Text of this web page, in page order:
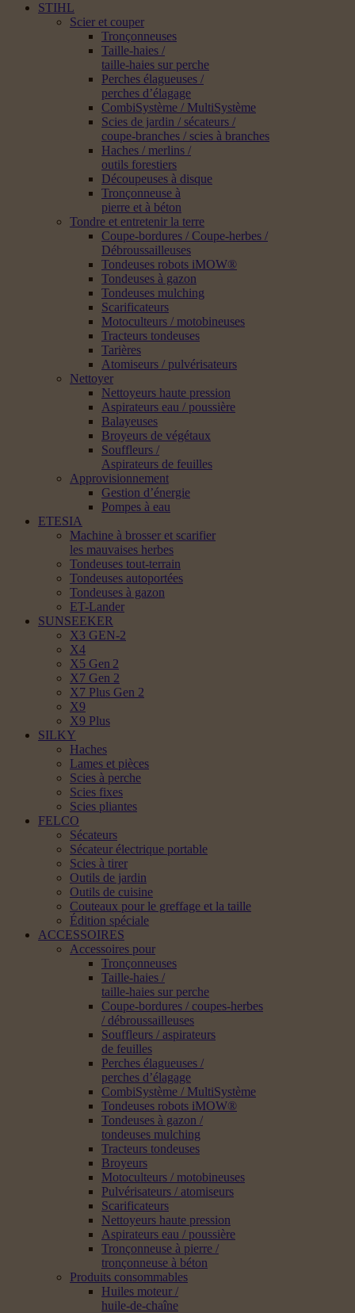
STIHL
Scier et couper
Tronçonneuses
Taille-haies /
taille-haies sur perche
Perches élagueuses /
perches d’élagage
CombiSystème / MultiSystème
Scies de jardin / sécateurs /
coupe-branches / scies à branches
Haches / merlins /
outils forestiers
Découpeuses à disque
Tronçonneuse à
pierre et à béton
Tondre et entretenir la terre
Coupe-bordures / Coupe-herbes /
Débroussailleuses
Tondeuses robots iMOW®
Tondeuses à gazon
Tondeuses mulching
Scarificateurs
Motoculteurs / motobineuses
Tracteurs tondeuses
Tarières
Atomiseurs / pulvérisateurs
Nettoyer
Nettoyeurs haute pression
Aspirateurs eau / poussière
Balayeuses
Broyeurs de végétaux
Souffleurs /
Aspirateurs de feuilles
Approvisionnement
Gestion d’énergie
Pompes à eau
ETESIA
Machine à brosser et scarifier
les mauvaises herbes
Tondeuses tout-terrain
Tondeuses autoportées
Tondeuses à gazon
ET-Lander
SUNSEEKER
X3 GEN-2
X4
X5 Gen 2
X7 Gen 2
X7 Plus Gen 2
X9
X9 Plus
SILKY
Haches
Lames et pièces
Scies à perche
Scies fixes
Scies pliantes
FELCO
Sécateurs
Sécateur électrique portable
Scies à tirer
Outils de jardin
Outils de cuisine
Couteaux pour le greffage et la taille
Édition spéciale
ACCESSOIRES
Accessoires pour
Tronçonneuses
Taille-haies /
taille-haies sur perche
Coupe-bordures / coupes-herbes
/ débroussailleuses
Souffleurs / aspirateurs
de feuilles
Perches élagueuses /
perches d’élagage
CombiSystème / MultiSystème
Tondeuses robots iMOW®
Tondeuses à gazon /
tondeuses mulching
Tracteurs tondeuses
Broyeurs
Motoculteurs / motobineuses
Pulvérisateurs / atomiseurs
Scarificateurs
Nettoyeurs haute pression
Aspirateurs eau / poussière
Tronçonneuse à pierre /
tronçonneuse à béton
Produits consommables
Huiles moteur /
huile-de-chaîne